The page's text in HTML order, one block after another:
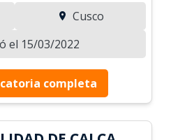
Cusco
el 15/03/2022
completa